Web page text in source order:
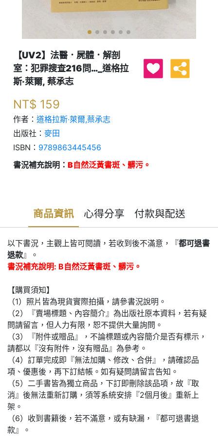
【UV2】法醫．屍體．解剖
室：犯罪搜查216問…_道格拉
斯‧萊爾, 蔡承志
NT$ 159
作者： 道格拉斯‧萊爾,蔡承志
出版社： 麥田
ISBN： 9789863445456
書況補充說明： B自然泛黃書斑、髒污。
商品資訊 心得分享 付款與配送
以下書況，主觀上皆可閱讀，若收到後不滿意，『都可退書
退款』。
書況補充說明: B自然泛黃書斑、髒污。
【購買須知】
（1）照片皆為現貨實際拍攝，請參書況說明。
（2）『賣場標題、內容簡介』為出版社原本資料，若有疑
問請留言，但人力有限，恕不提供大量詢問。
（3）『附件或贈品』，不論標題或內容簡介是否有標示，
請都以『沒有附件，沒有贈品』為參考。
（4）訂單完成即『無法加購、修改、合併』，請確認品
項、優惠後，再下訂結帳。如有疑問請留言告知。
（5）二手書皆為獨立商品，下訂即刪除該品項，故『取
消』後無法重新訂購，須等系統安排『2個月後』重新上
架。
（6）收到書籍後，若不滿意，或有缺漏，『都可退書退
款』。